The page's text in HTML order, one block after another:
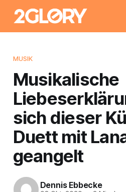
MUSIK
Musikalische
sich dieser
Duett mit
geangelt
Dennis Ebbecke